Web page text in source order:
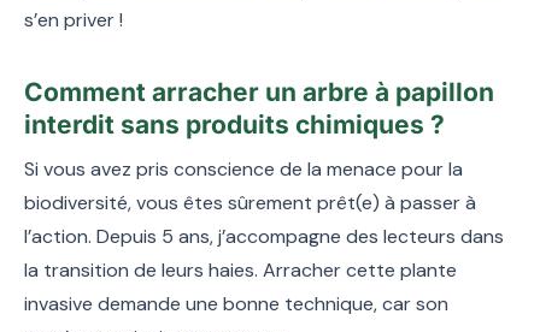
s’en priver !
Comment arracher un arbre à papillon
interdit sans produits chimiques ?
Si vous avez pris conscience de la menace pour la
biodiversité, vous êtes sûrement prêt(e) à passer à
l’action. Depuis 5 ans, j’accompagne des lecteurs dans
la transition de leurs haies. Arracher cette plante
invasive demande une bonne technique, car son